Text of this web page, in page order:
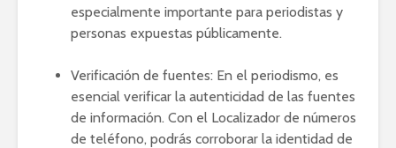
especialmente importante para periodistas y
personas expuestas públicamente.
Verificación de fuentes: En el periodismo, es
esencial verificar la autenticidad de las fuentes
de información. Con el Localizador de números
de teléfono, podrás corroborar la identidad de